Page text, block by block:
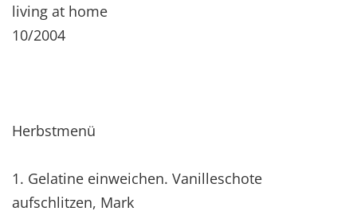
living at home
10/2004
Herbstmenü
1. Gelatine einweichen. Vanilleschote
aufschlitzen, Mark